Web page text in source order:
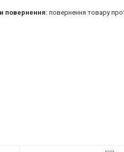
повернення товару